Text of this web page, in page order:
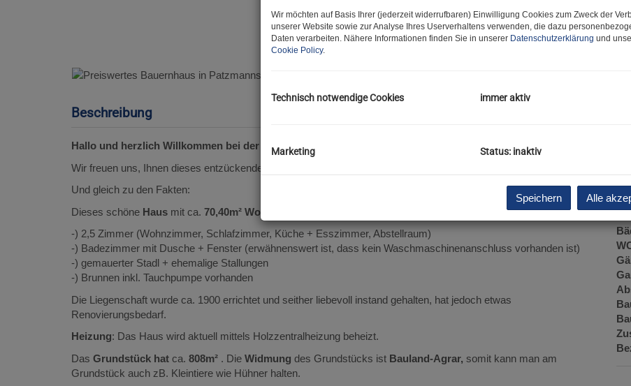
Beschreibung
Hallo und herzlich Willkommen bei der JA Maklerei :)
Wir freuen uns, Ihnen dieses entzückende Objekt anbieten zu dürfen.
Und gleich zu den Fakten:
Dieses schöne Haus mit ca. 70,40m² Wohnfläche
-) 2,5 Zimmer (Wohnzimmer, Schlafzimmer, Küche + Esszimmer, Abstellraum)
-) Badezimmer mit Dusche + Fenster (erwähnenswert ist, dass kein Waschmaschinenanschluss vorhanden ist)
-) gemauerter Stadl + ehemalige Stallungen
-) Brunnen inkl. Tauchpumpe vorhanden
Die Liegenschaft wurde ca. 1900 errichtet und seither liebevoll instand gehalten, hat jedoch etwas
Renovierungsbedarf.
Heizung: Das Haus wird aktuell mittels Holzzentralheizung beheizt.
Das Grundstück hat ca. 808m² . Die Widmung des Grundstücks ist Bauland-Agrar, somit kann man am
Grundstück auch zB. Kleintiere wie Hühner halten.
Wir möchten auf Basis Ihrer (jederzeit widerrufbaren) Einwilligung Cookies zum Zweck der
unserer Website sowie zur Analyse Ihres Userverhaltens verwenden, die dazu
Daten verarbeiten. Nähere Informationen finden Sie in unserer Datenschutzerklärung und
Cookie Policy.
Technisch notwendige Cookies immer aktiv
Marketing Status: inaktiv
Speichern Alle